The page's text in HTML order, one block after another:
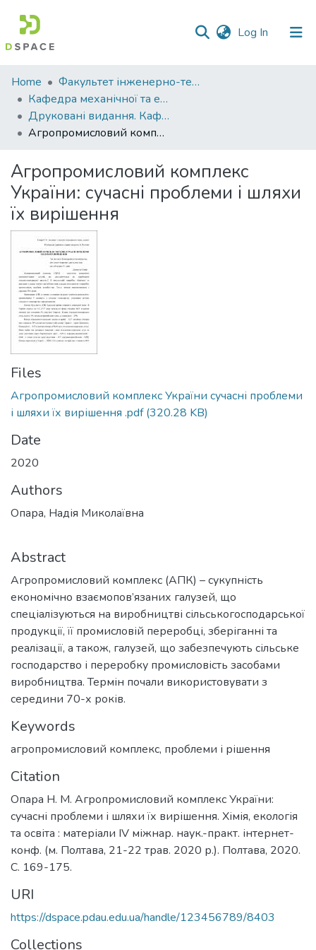
Log In (current)
Communities
&
Collections
All of DSpace
Statistics
Home
Факультет інженерно-технологічний
Кафедра механічної та електричної інженерії
Друковані видання. Кафедра механічної та електричної інженерії
Агропромисловий комплекс України: сучасні проблеми і шляхи їх вирішення
Агропромисловий комплекс
України: сучасні проблеми і шляхи
їх вирішення
Files
Агропромисловий комплекс України сучасні проблеми
і шляхи їх вирішення .pdf(320.28 KB)
Date
2020
Authors
Опара, Надія Миколаївна
Abstract
Агропромисловий комплекс (АПК) – сукупність
економічно взаємопов’язаних галузей, що
спеціалізуються на виробництві сільськогосподарської
продукції, її промисловій переробці, зберіганні та
реалізації, а також, галузей, що забезпечують сільське
господарство і переробку промисловість засобами
виробництва. Термін почали використовувати з
середини 70-х років.
Keywords
агропромисловий комплекс, проблеми і рішення
Citation
Опара Н. М. Агропромисловий комплекс України:
сучасні проблеми і шляхи їх вирішення. Хімія, екологія
та освіта : матеріали ІV міжнар. наук.-практ. інтернет-
конф. (м. Полтава, 21-22 трав. 2020 р.). Полтава, 2020.
С. 169-175.
URI
https://dspace.pdau.edu.ua/handle/123456789/8403
Collections